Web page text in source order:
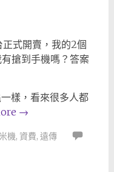
式開賣，我的2個
搶到手機嗎？答案
樣，看來很多人都
→
機, 資費, 遠傳